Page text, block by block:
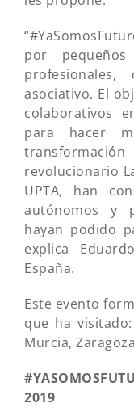
por
asociativo. El
colaborativos
para hacer
revolucionario
UPTA, han
autónomos y
hayan podido
explica
España.
Este evento
que ha
Murcia,
2019